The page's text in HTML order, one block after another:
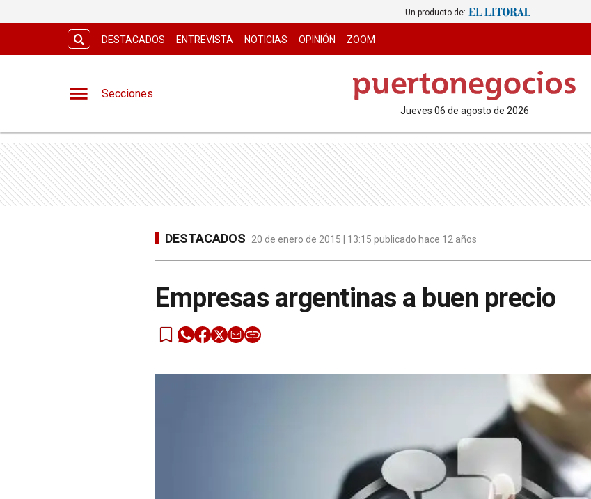
Un producto de:
DESTACADOS ENTREVISTA NOTICIAS OPINIÓN ZOOM
Secciones
jueves 06 de agosto de 2026
DESTACADOS 20 de enero de 2015 | 13:15 publicado hace 12 años
Empresas argentinas a buen precio